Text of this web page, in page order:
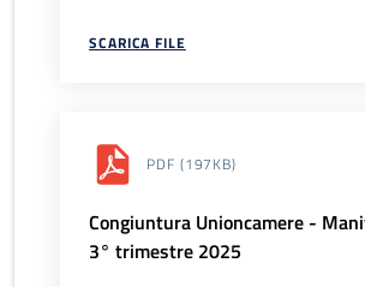
SCARICA FILE
PDF (197KB)
Congiuntura Unioncamere -
3° trimestre 2025